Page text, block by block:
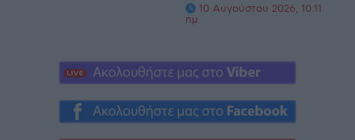
10 Αυγούστου 2026, 10:11
πμ